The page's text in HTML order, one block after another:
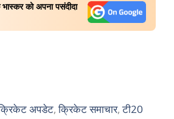
को अपना पसंदीदा
अपडेट,क्रिकेट समाचार,टी20